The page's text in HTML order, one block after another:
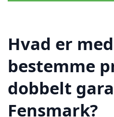
Hvad er
bestemme
dobbelt
Fensmark?